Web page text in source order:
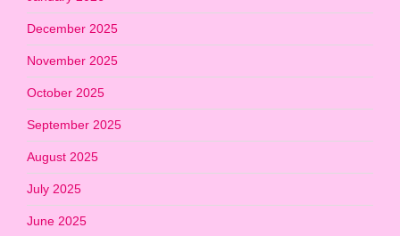
December 2025
November 2025
October 2025
September 2025
August 2025
July 2025
June 2025